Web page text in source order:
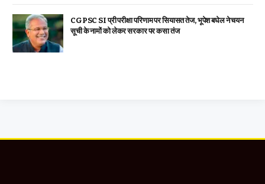
CGPSC SI प्री परीक्षा परिणाम पर सियासत तेज, भूपेश बघेल ने चयन
सूची के नामों को लेकर सरकार पर कसा तंज